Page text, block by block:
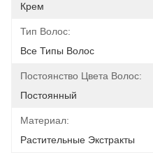
Крем
Тип Волос:
Все Типы Волос
Постоянство Цвета Волос:
Постоянный
Материал:
Растительные Экстракты